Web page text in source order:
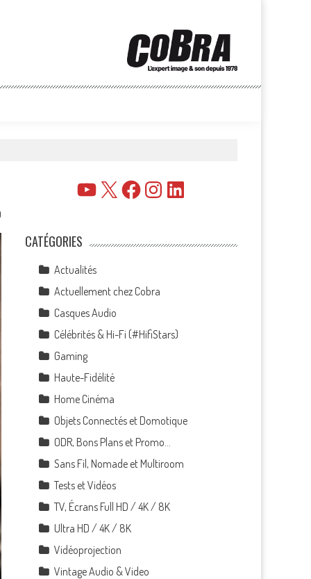
YouTube
X FacebookInstagramLinkedIn
CATÉGORIES
Actualités
Actuellement chez Cobra
Casques Audio
Célébrités & Hi-Fi (#HifiStars)
Gaming
Haute-Fidélité
Home Cinéma
Objets Connectés et Domotique
ODR, Bons Plans et Promo…
Sans Fil, Nomade et Multiroom
Tests et Vidéos
TV, Écrans Full HD / 4K / 8K
Ultra HD / 4K / 8K
Vidéoprojection
Vintage Audio & Video